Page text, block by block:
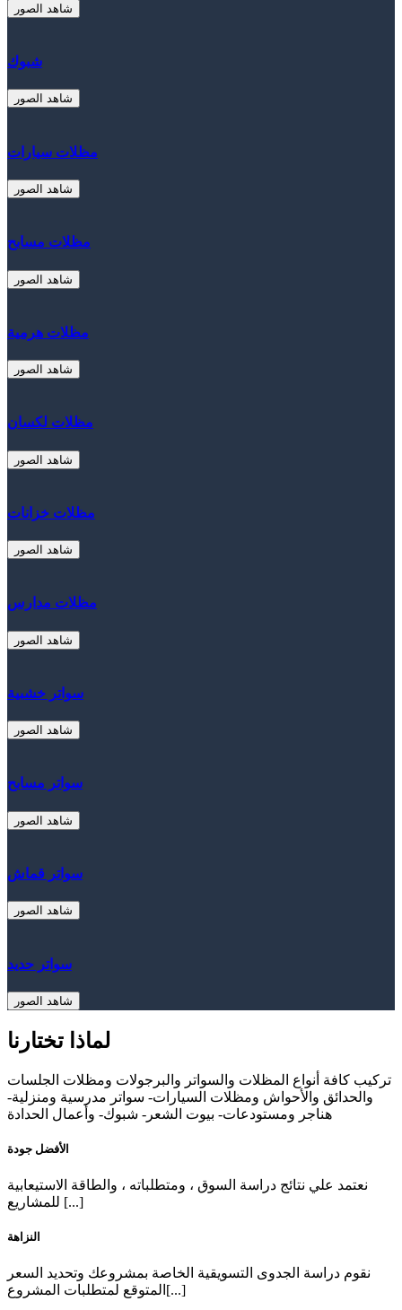
شاهد الصور
شبوك
شاهد الصور
مظلات سيارات
شاهد الصور
مظلات مسابح
شاهد الصور
مظلات هرمية
شاهد الصور
مظلات لكسان
شاهد الصور
مظلات خزانات
شاهد الصور
مظلات مدارس
شاهد الصور
سواتر خشبية
شاهد الصور
سواتر مسابح
شاهد الصور
سواتر قماش
شاهد الصور
سواتر حديد
شاهد الصور
لماذا تختارنا
تركيب كافة أنواع المظلات والسواتر والبرجولات ومظلات الجلسات
والحدائق والأحواش ومظلات السيارات- سواتر مدرسية ومنزلية-
هناجر ومستودعات- بيوت الشعر- شبوك- وأعمال الحدادة
الأفضل جودة
نعتمد علي نتائج دراسة السوق ، ومتطلباته ، والطاقة الاستيعابية
للمشاريع [...]
النزاهة
نقوم دراسة الجدوى التسويقية الخاصة بمشروعك وتحديد السعر
المتوقع لمتطلبات المشروع[...]